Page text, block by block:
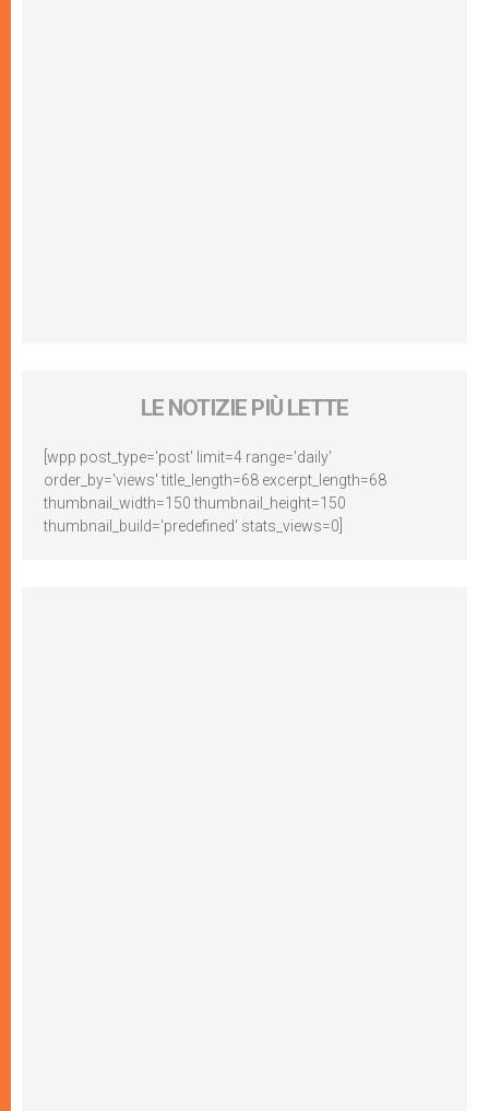
LE NOTIZIE PIÙ LETTE
[wpp post_type='post' limit=4 range='daily'
order_by='views' title_length=68 excerpt_length=68
thumbnail_width=150 thumbnail_height=150
thumbnail_build='predefined' stats_views=0]